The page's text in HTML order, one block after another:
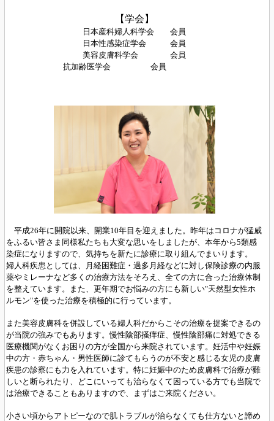
【学会】
日本産科婦人科学会 会員
日本性感染症学会 会員
美容皮膚科学会 会員
抗加齢医学会 会員
平成26年に開院以来、開業10年目を迎えました。 昨年はコロナが猛威
をふるい皆さま同様私たちも大変な思いをしましたが、本年から5類感
染症になりますので、気持ちを新たに診療に取り組んでまいります。
婦人科疾患としては、月経困難症・過多月経などに対し保険診療の内服
薬やミレーナなど多くの治療方法をそろえ、 全ての方に合った治療体制
を整えています。また、更年期でお悩みの方にも新しい"天然型女性ホ
ルモン"を使った治療を積極的に行っています。
また美容皮膚科を併設している婦人科だからこその治療を提案できるの
が当院の強みでもあります。慢性陰部掻痒症、慢性陰部痛に対処できる
医療機関がなくお困りの方が全国から来院されています。妊活中や妊娠
中の方・赤ちゃん・男性医師に診てもらうのが不安と感じる女児の皮膚
疾患の診察にも力を入れています。特に妊娠中のため皮膚科で治療が難
しいと断られたり、どこにいっても治らなくて困っている方でも当院で
は治療できることもありますので、まずはご来院ください。
小さい頃からアトピーなので肌トラブルが治らなくても仕方ないと諦め